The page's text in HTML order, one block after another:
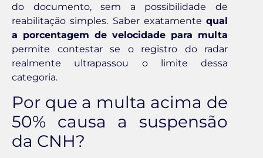
do documento, sem a possibilidade de
reabilitação simples. Saber exatamente qual
a porcentagem de velocidade para multa
permite contestar se o registro do radar
realmente ultrapassou o limite dessa
categoria.
Por que a multa acima de
50% causa a suspensão
da CNH?